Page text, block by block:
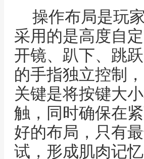
操作布局是玩
采用的是高度自
开镜、趴下、跳
的手指独立控制
关键是将按键大
触，同时确保在
好的布局，只有
试，形成肌肉记忆